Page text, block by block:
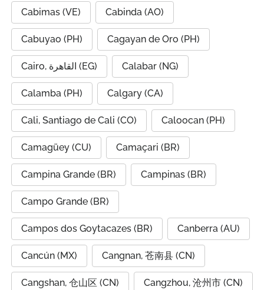
Cabimas (VE) Cabinda (AO)
Cabuyao (PH) Cagayan de Oro (PH)
Cairo, القاهرة (EG) Calabar (NG)
Calamba (PH) Calgary (CA)
Cali, Santiago de Cali (CO) Caloocan (PH)
Camagüey (CU) Camaçari (BR)
Campina Grande (BR) Campinas (BR)
Campo Grande (BR)
Campos dos Goytacazes (BR) Canberra (AU)
Cancún (MX) Cangnan, 苍南县 (CN)
Cangshan, 仓山区 (CN) Cangzhou, 沧州市 (CN)